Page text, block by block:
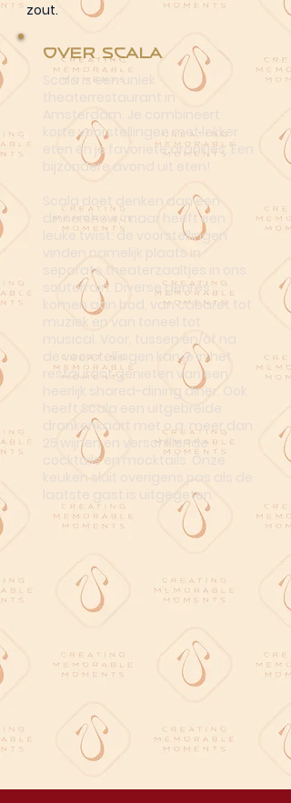
zout.
Over Scala
Scala is een uniek
theaterrestaurant in
Amsterdam. Je combineert
korte voorstellingen met lekker
eten én je favoriete drankjes. Een
bijzondere avond uit eten!
Scala doet denken aan een
dinnershow, maar heeft een
leuke twist: de voorstellingen
vinden namelijk plaats in
separate theaterzaaltjes in ons
souterrain. Diverse genres
komen aan bod, van cabaret tot
muziek en van toneel tot
musical. Voor, tussen en/of na
de voorstellingen kan je in het
restaurant genieten van een
heerlijk shared-dining diner. Ook
heeft Scala een uitgebreide
drankenkaart met o.a. meer dan
25 wijnen en verschillende
cocktails en mocktails. Onze
keuken sluit overigens pas als de
laatste gast is uitgegeten.